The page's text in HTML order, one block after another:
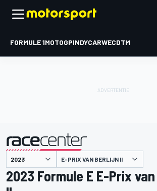
FORMULE 1MOTOGPINDYCARWECDTM
gepresenteerd door E-PRIX VAN BERLIJN II
2023 Formule E E-Prix